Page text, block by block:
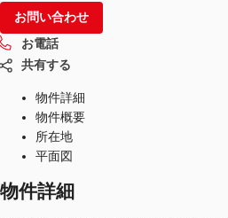
お問い合わせ
お電話
共有する
物件詳細
物件概要
所在地
平面図
物件詳細